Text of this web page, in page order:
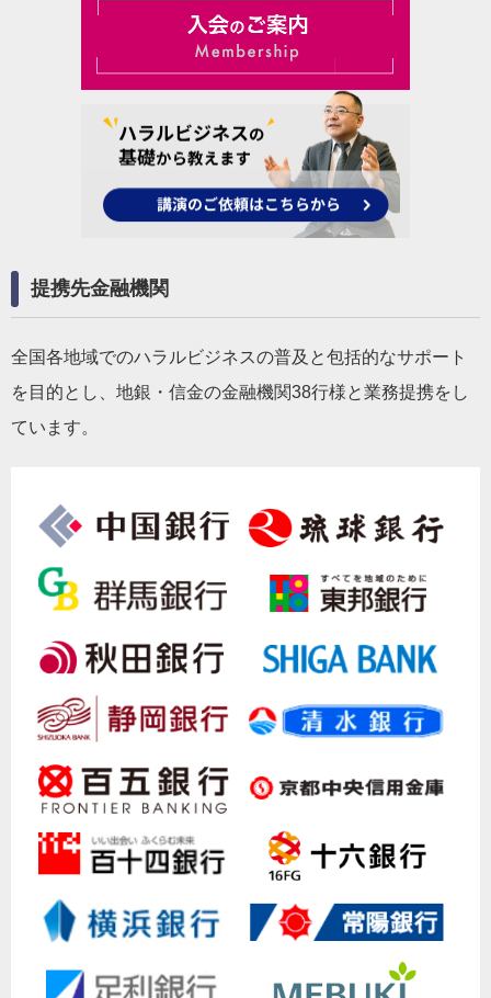
提携先金融機関
全国各地域でのハラルビジネスの普及と包括的なサポート
を目的とし、地銀・信金の金融機関38行様と業務提携をし
ています。